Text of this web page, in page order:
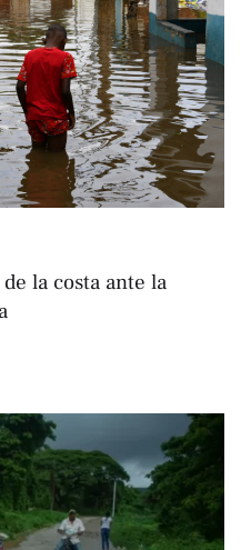
la costa ante la